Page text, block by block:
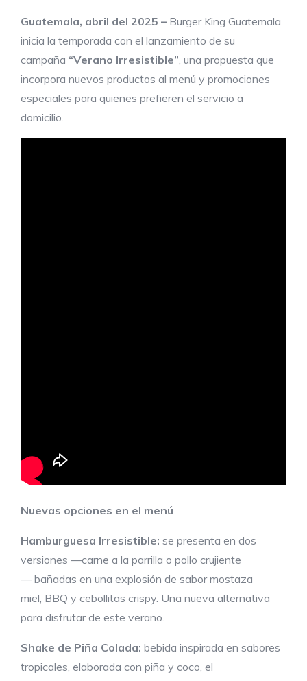
Guatemala, abril del 2025 – Burger King Guatemala
inicia la temporada con el lanzamiento de su
campaña “Verano Irresistible” , una propuesta que
incorpora nuevos productos al menú y promociones
especiales para quienes prefieren el servicio a
domicilio.
Nuevas opciones en el menú
Hamburguesa Irresistible: se presenta en dos
versiones —carne a la parrilla o pollo crujiente
— bañadas en una explosión de sabor mostaza
miel, BBQ y cebollitas crispy. Una nueva alternativa
para disfrutar de este verano.
Shake de Piña Colada: bebida inspirada en sabores
tropicales, elaborada con piña y coco, el